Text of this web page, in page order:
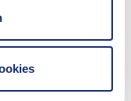
van de